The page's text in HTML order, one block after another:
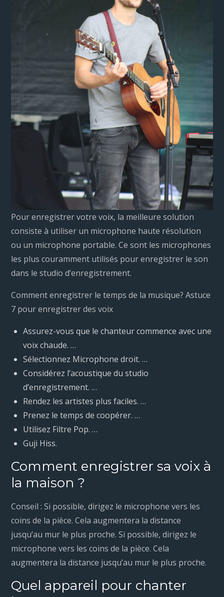
Pour enregistrer votre voix, la meilleure solution
consiste à utiliser un microphone haute résolution
ou un microphone portable. Ce sont les microphones
les plus couramment utilisés pour enregistrer le son
dans le studio d’enregistrement.
Comment enregistrer le temps de la musique? Astuce
7 pour enregistrer des voix
Assurez-vous que le chanteur commence avec une
voix chaude. …
Sélectionnez Microphone droit. …
Considérez l’acoustique du studio
d’enregistrement. …
Rendez les artistes plus faciles. …
Prenez le temps de coopérer. …
Utilisez Filtre Pop. …
Guji Hiss.
Comment enregistrer sa voix à
la maison ?
Conseil : Si possible, dirigez le microphone vers les
coins de la pièce. Cela augmentera la distance
jusqu’au mur le plus proche. Si possible, dirigez le
microphone vers les coins de la pièce. Cela
augmentera la distance jusqu’au mur le plus proche.
Quel appareil pour chanter